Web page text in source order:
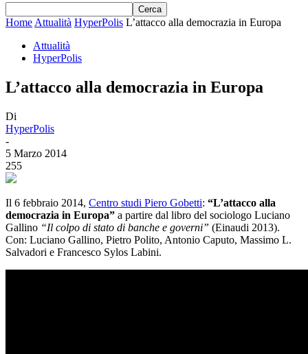
Home Attualità HyperPolis L’attacco alla democrazia in Europa
Attualità
HyperPolis
L’attacco alla democrazia in Europa
Di
HyperPolis
-
5 Marzo 2014
255
Il 6 febbraio 2014, Centro studi Piero Gobetti: “L’attacco alla
democrazia in Europa” a partire dal libro del sociologo Luciano
Gallino “Il colpo di stato di banche e governi” (Einaudi 2013).
Con: Luciano Gallino, Pietro Polito, Antonio Caputo, Massimo L.
Salvadori e Francesco Sylos Labini.